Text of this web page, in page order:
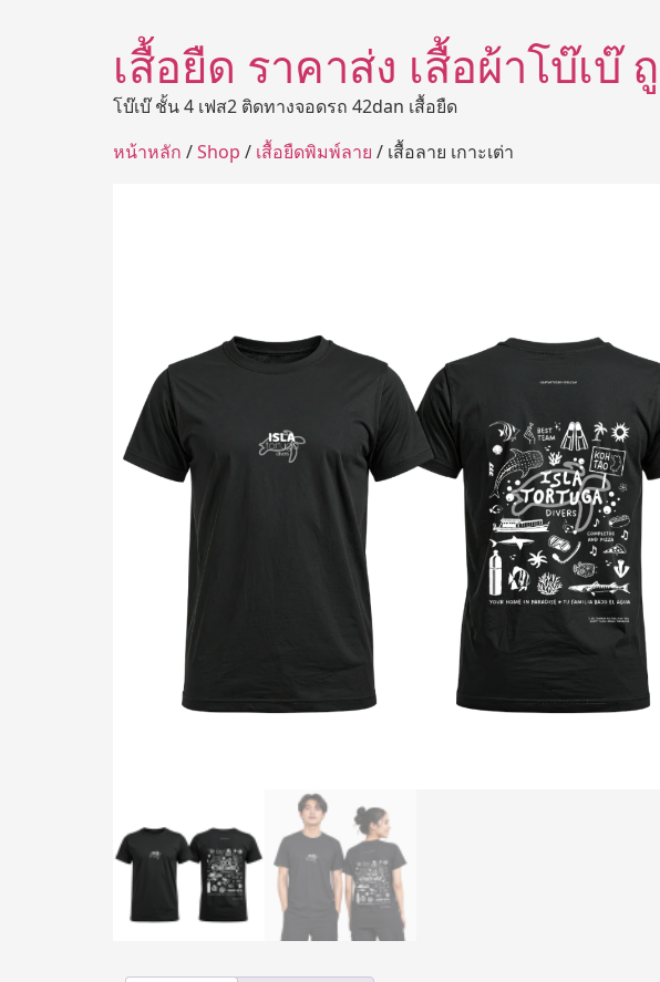
เสื้อยืด ราคาส่ง เสื้อผ้าโบ๊เ
โบ๊เบ๊ ชั้น 4 เฟส2 ติดทางจอดรถ 42dan เสื้อยืด
หน้าหลัก /Shop / เสื้อยืดพิมพ์ลาย / เสื้อลาย เกาะเต่า